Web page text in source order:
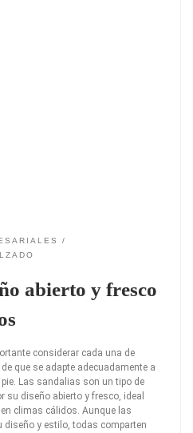
abierto y fresco
considerar cada una de
que se adapte adecuadamente a
Las sandalias son un tipo de
su diseño abierto y fresco, ideal
climas cálidos. Aunque las
diseño y estilo, todas comparten